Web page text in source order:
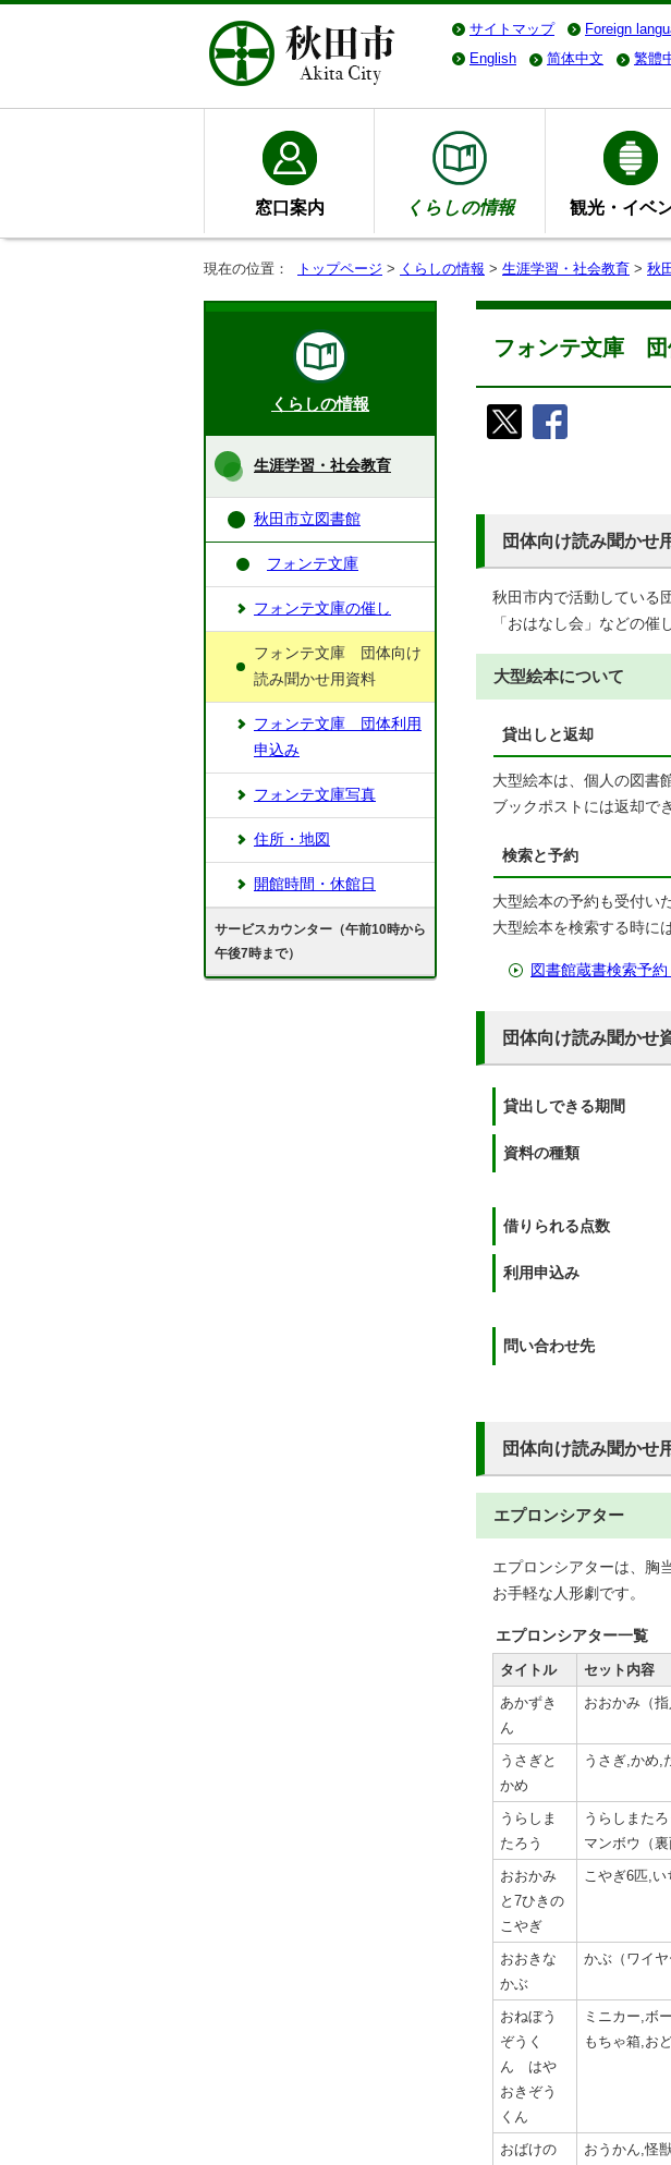
サイトマップ Foreign
English
简体中文 繁體
窓口案内 くらしの情報 観光・イベ
現在の位置： トップページ > くらしの情報 > 生涯学習・社会教育 > 秋
フォンテ文庫 団
団体向け読み聞かせ
秋田市内で活動している
「おはなし会」などの催
大型絵本について
貸出しと返却
大型絵本は、個人の図書
ブックポストには返却で
検索と予約
大型絵本の予約も受付い
大型絵本を検索する時に
図書館蔵書検索予
団体向け読み聞かせ
貸出しできる期間
資料の種類
借りられる点数
利用申込み
問い合わせ先
団体向け読み聞かせ
エプロンシアター
エプロンシアターは、胸
お手軽な人形劇です。
エプロンシアター一覧
タイトル セット内容
あかずき
ん
おおかみ（
うさぎと
かめ
うさぎ,かめ,
うらしま
たろう
うらしまた
マンボウ（
おおかみ
と7ひきの
こやぎ
こやぎ6匹,
おおきな
かぶ
かぶ（ワイ
おねぼう
ぞうく
ん はや
おきぞう
くん
ミニカー,ボ
もちゃ箱,お
おばけの
おうかん,怪
くらしの情報
生涯学習・社会教育
秋田市立図書館
フォンテ文庫
フォンテ文庫の催し
フォンテ文庫 団体向け
読み聞かせ用資料
フォンテ文庫 団体利用
申込み
フォンテ文庫写真
住所・地図
開館時間・休館日
サービスカウンター（午前10時から
午後7時まで）